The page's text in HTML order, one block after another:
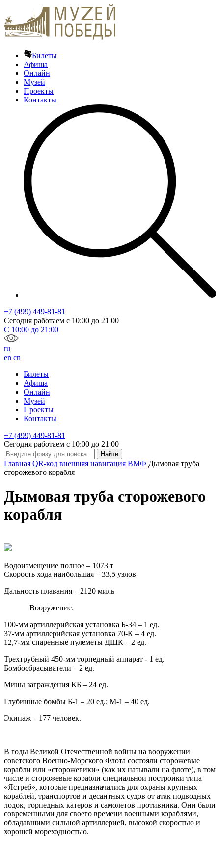
Билеты
Афиша
Онлайн
Музей
Проекты
Контакты
+7 (499) 449-81-81
Сегодня работаем с 10:00 до 21:00
С 10:00 до 21:00
ru
en cn
Билеты
Афиша
Онлайн
Музей
Проекты
Контакты
+7 (499) 449-81-81
Сегодня работаем с 10:00 до 21:00
Главная QR-код внешняя навигация BМФ Дымовая труба
сторожевого корабля
Дымовая труба сторожевого
корабля
Водоизмещение полное – 1073 т
Скорость хода наибольшая – 33,5 узлов
Дальность плавания – 2120 миль
Вооружение:
100-мм артиллерийская установка Б-34 – 1 ед.
37-мм артиллерийская установка 70-К – 4 ед.
12,7-мм спаренные пулеметы ДШК – 2 ед.
Трехтрубный 450-мм торпедный аппарат - 1 ед.
Бомбосбрасыватели – 2 ед.
Мины заграждения КБ – 24 ед.
Глубинные бомбы Б-1 – 20 ед.; М-1 – 40 ед.
Экипаж – 177 человек.
В годы Великой Отечественной войны на вооружении
советского Военно-Морского Флота состояли сторожевые
корабли или «сторожевики» (как их называли на флоте), в том
числе и сторожевые корабли специальной постройки типа
«Ястреб», которые предназначались для охраны крупных
кораблей, транспортов и десантных судов от атак подводных
лодок, торпедных катеров и самолетов противника. Они были
современными для своего времени военными кораблями,
обладавшими сильной артиллерией, высокой скоростью и
хорошей мореходностью.